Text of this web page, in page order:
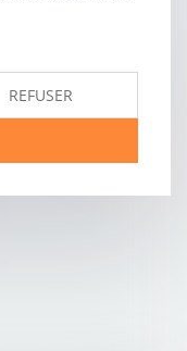
en cas de
REFUSER